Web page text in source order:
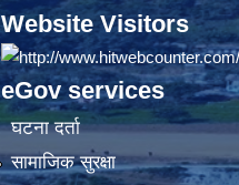
Website Visitors
eGov services
घटना दर्ता
सामाजिक सुरक्षा